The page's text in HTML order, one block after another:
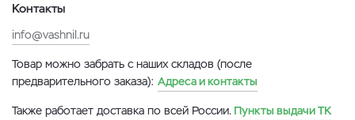
Контакты
info@vashnil.ru
Товар можно забрать с наших складов (после
предварительного заказа): Адреса и контакты
Также работает доставка по всей России. Пункты выдачи ТК